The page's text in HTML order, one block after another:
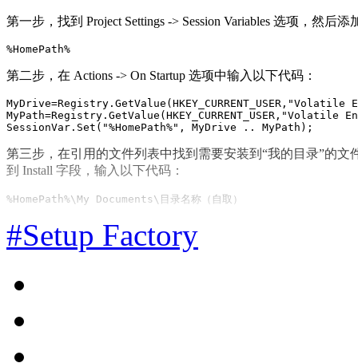
第一步，找到 Project Settings -> Session Variables 选项，然后
%HomePath%
第二步，在 Actions -> On Startup 选项中输入以下代码：
MyPath=Registry.GetValue(HKEY_CURRENT_USER,"Volatile
SessionVar.Set("%HomePath%", MyDrive .. MyPath);
第三步，在引用的文件列表中找到需要安装到“我的目录”的文
到 Install 字段，输入以下代码：
%HomePath%\My Documents\目录名称（自取）
#Setup Factory